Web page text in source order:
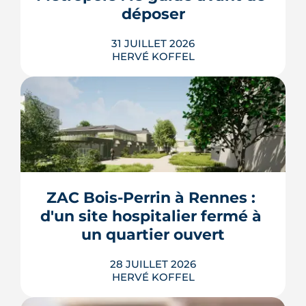
LIRE L'ARTICLE
déposer
31 JUILLET 2026
HERVÉ KOFFEL
Construire, agrandir ou surélever à
Rennes Métropole ne s'improvise pas :
entre seuils de surface, PLUi des 43
communes et secteurs patrimoniaux, le
premier coup de crayon. Ce guide
passe en revue les cas où le permis
s'impose, le dépôt en ligne et les délai...
LIRE L'ARTICLE
ZAC Bois-Perrin à Rennes :
d'un site hospitalier fermé à
un quartier ouvert
28 JUILLET 2026
HERVÉ KOFFEL